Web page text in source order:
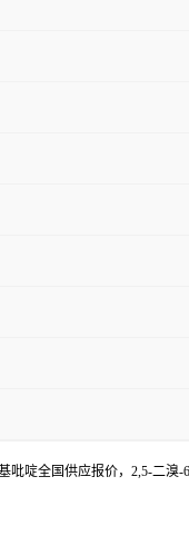
吡啶全国供应报价，2,5-二溴